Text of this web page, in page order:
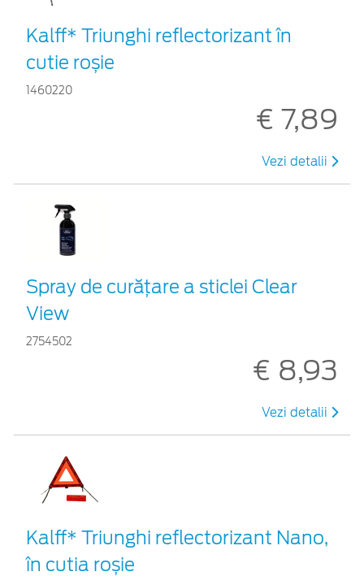
Kalff* Triunghi reflectorizant în
cutie roșie
1460220
€ 7,89
Vezi detalii
Spray de curățare a sticlei Clear
View
2754502
€ 8,93
Vezi detalii
Kalff* Triunghi reflectorizant Nano,
în cutia roșie